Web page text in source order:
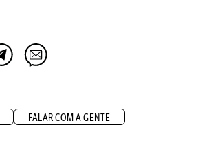
FALAR COM A GENTE